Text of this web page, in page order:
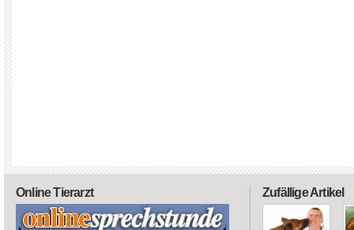
Zufällige Artikel
Online Tierarzt